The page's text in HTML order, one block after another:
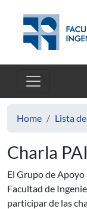
Home Lista
Charla
El Grupo de
Facultad de
participar de las